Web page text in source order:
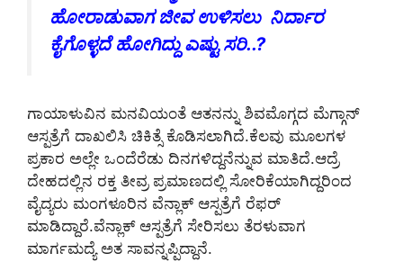
ಹೋರಾಡುವಾಗ ಜೀವ ಉಳಿಸಲು ನಿರ್ದಾರ
ಕೈಗೊಳ್ಳದೆ ಹೋಗಿದ್ದು ಎಷ್ಟು ಸರಿ..?
ಗಾಯಾಳುವಿನ ಮನವಿಯಂತೆ ಆತನನ್ನು ಶಿವಮೊಗ್ಗದ ಮೆಗ್ಗಾನ್
ಆಸ್ಪತ್ರೆಗೆ ದಾಖಲಿಸಿ ಚಿಕಿತ್ಸೆ ಕೊಡಿಸಲಾಗಿದೆ.ಕೆಲವು ಮೂಲಗಳ
ಪ್ರಕಾರ ಅಲ್ಲೇ ಒಂದೆರೆಡು ದಿನಗಳಿದ್ದನೆನ್ನುವ ಮಾತಿದೆ.ಆದ್ರೆ
ದೇಹದಲ್ಲಿನ ರಕ್ತ ತೀವ್ರ ಪ್ರಮಾಣದಲ್ಲಿ ಸೋರಿಕೆಯಾಗಿದ್ದರಿಂದ
ವೈದ್ಯರು ಮಂಗಳೂರಿನ ವೆನ್ಲಾಕ್ ಆಸ್ಪತ್ರೆಗೆ ರೆಫರ್
ಮಾಡಿದ್ದಾರೆ.ವೆನ್ಲಾಕ್ ಆಸ್ಪತ್ರೆಗೆ ಸೇರಿಸಲು ತೆರಳುವಾಗ
ಮಾರ್ಗಮದ್ಯೆ ಅತ ಸಾವನ್ನಪ್ಪಿದ್ದಾನೆ.